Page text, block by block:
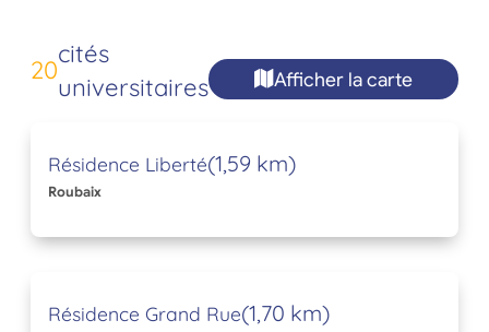
20
cités
universitaires
Afficher la carte
Résidence Liberté(1,59 km)
Roubaix
Résidence Grand Rue(1,70 km)